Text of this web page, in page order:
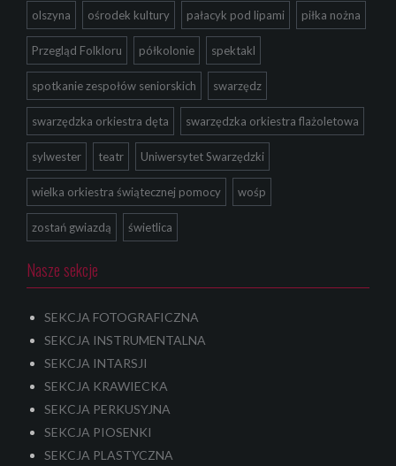
olszyna ośrodek kultury pałacyk pod lipami piłka nożna
Przegląd Folkloru półkolonie spektakl
spotkanie zespołów seniorskich swarzędz
swarzędzka orkiestra dęta swarzędzka orkiestra flażoletowa
sylwester teatr Uniwersytet Swarzędzki
wielka orkiestra świątecznej pomocy wośp
zostań gwiazdą świetlica
Nasze sekcje
SEKCJA FOTOGRAFICZNA
SEKCJA INSTRUMENTALNA
SEKCJA INTARSJI
SEKCJA KRAWIECKA
SEKCJA PERKUSYJNA
SEKCJA PIOSENKI
SEKCJA PLASTYCZNA